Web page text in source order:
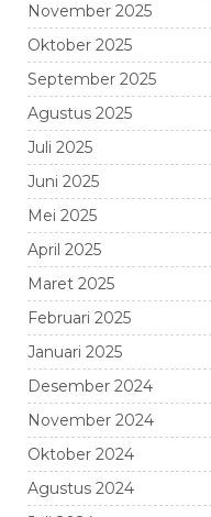
November 2025
Oktober 2025
September 2025
Agustus 2025
Juli 2025
Juni 2025
Mei 2025
April 2025
Maret 2025
Februari 2025
Januari 2025
Desember 2024
November 2024
Oktober 2024
Agustus 2024